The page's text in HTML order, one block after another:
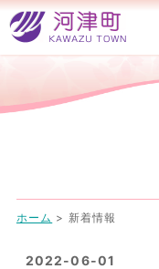
ホーム > 新着情報
2022-06-01